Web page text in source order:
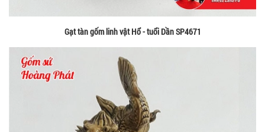
Gạt tàn gốm linh vật Hổ - tuổi Dần SP4671